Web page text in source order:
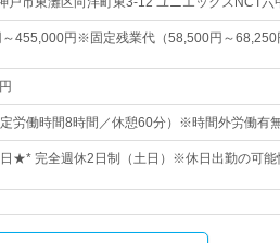
455,000円※固定残業代（58,500円～
労働時間8時間／休憩60分）※時間外労働有
★* 完全週休2日制（土日）※休日出勤の可能